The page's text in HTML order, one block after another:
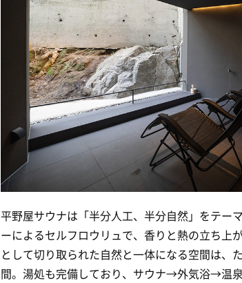
平野屋サウナは「半分人工、半分自然」をテー
ーによるセルフロウリュで、香りと熱の立ち上
として切り取られた自然と一体になる空間は、
間。湯処も完備しており、サウナ→外気浴→温